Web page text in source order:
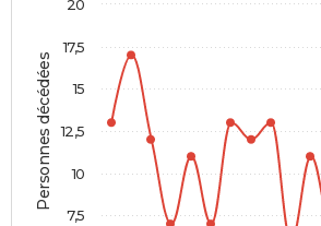
Personnes décédées
7,5
10
12,5
15
17,5
20